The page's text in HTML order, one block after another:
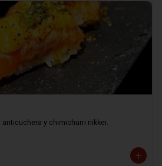
y chimichurri nikkei.